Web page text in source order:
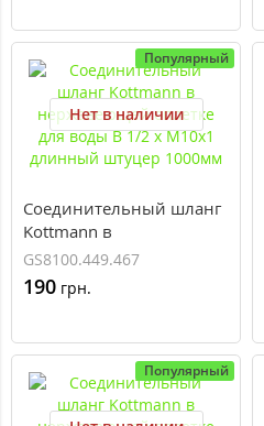
Популярный
Нет в наличии
Соединительный шланг
Kottmann в
нержавеющей оплетке
для воды В 1/2 x М10х1
длинный штуцер
GS8100.449.467
190 грн.
Популярный